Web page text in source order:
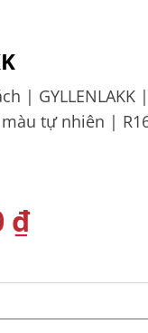
| GYLLENLAKK |
tự nhiên |
₫